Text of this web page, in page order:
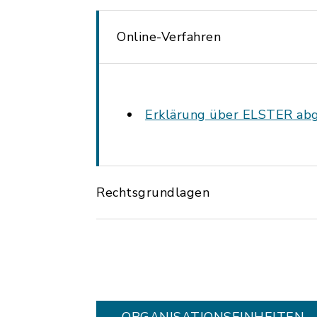
Online-Verfahren
Erklärung über ELSTER
Rechtsgrundlagen